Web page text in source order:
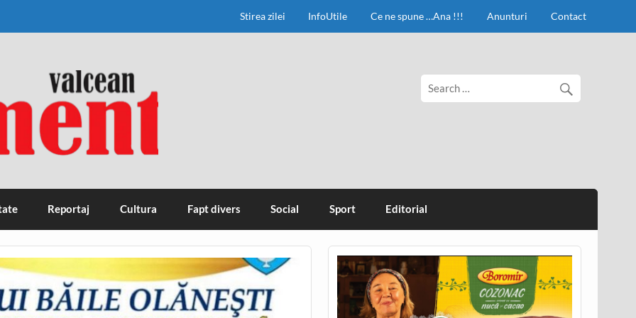
Stirea zilei InfoUtile Ce ne spune …Ana !!! Anunturi Contact
Reportaj Cultura Fapt divers Social Sport Editorial